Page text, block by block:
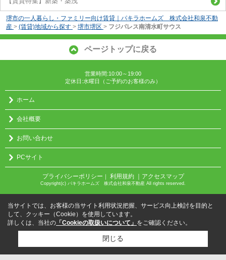
堺市の一人暮らし・ファミリー向け賃貸｜パキラホームズ 株式会社和泉不動
産 > (賃貸)地域から探す > 堺市堺区 > フジパレス南清水町サウス
ページトップに戻る
営業時間:10:00～19:00
定休日:水曜日（ご予約のお客様のみ）
ホーム
会社概要
お問い合わせ
PCサイト
プライバシーポリシー 利用規約 ｜アクセスマップ
Copyright(c) パキラホームズ 株式会社和泉不動産 All rights reserved.
当サイトでは、お客様の当サイト利用状況把握、サービス向上検討を目的と
して、クッキー（Cookie）を使用しています。
詳しくは、当社の 「Cookieの取扱いについて」 をご確認ください。
閉じる